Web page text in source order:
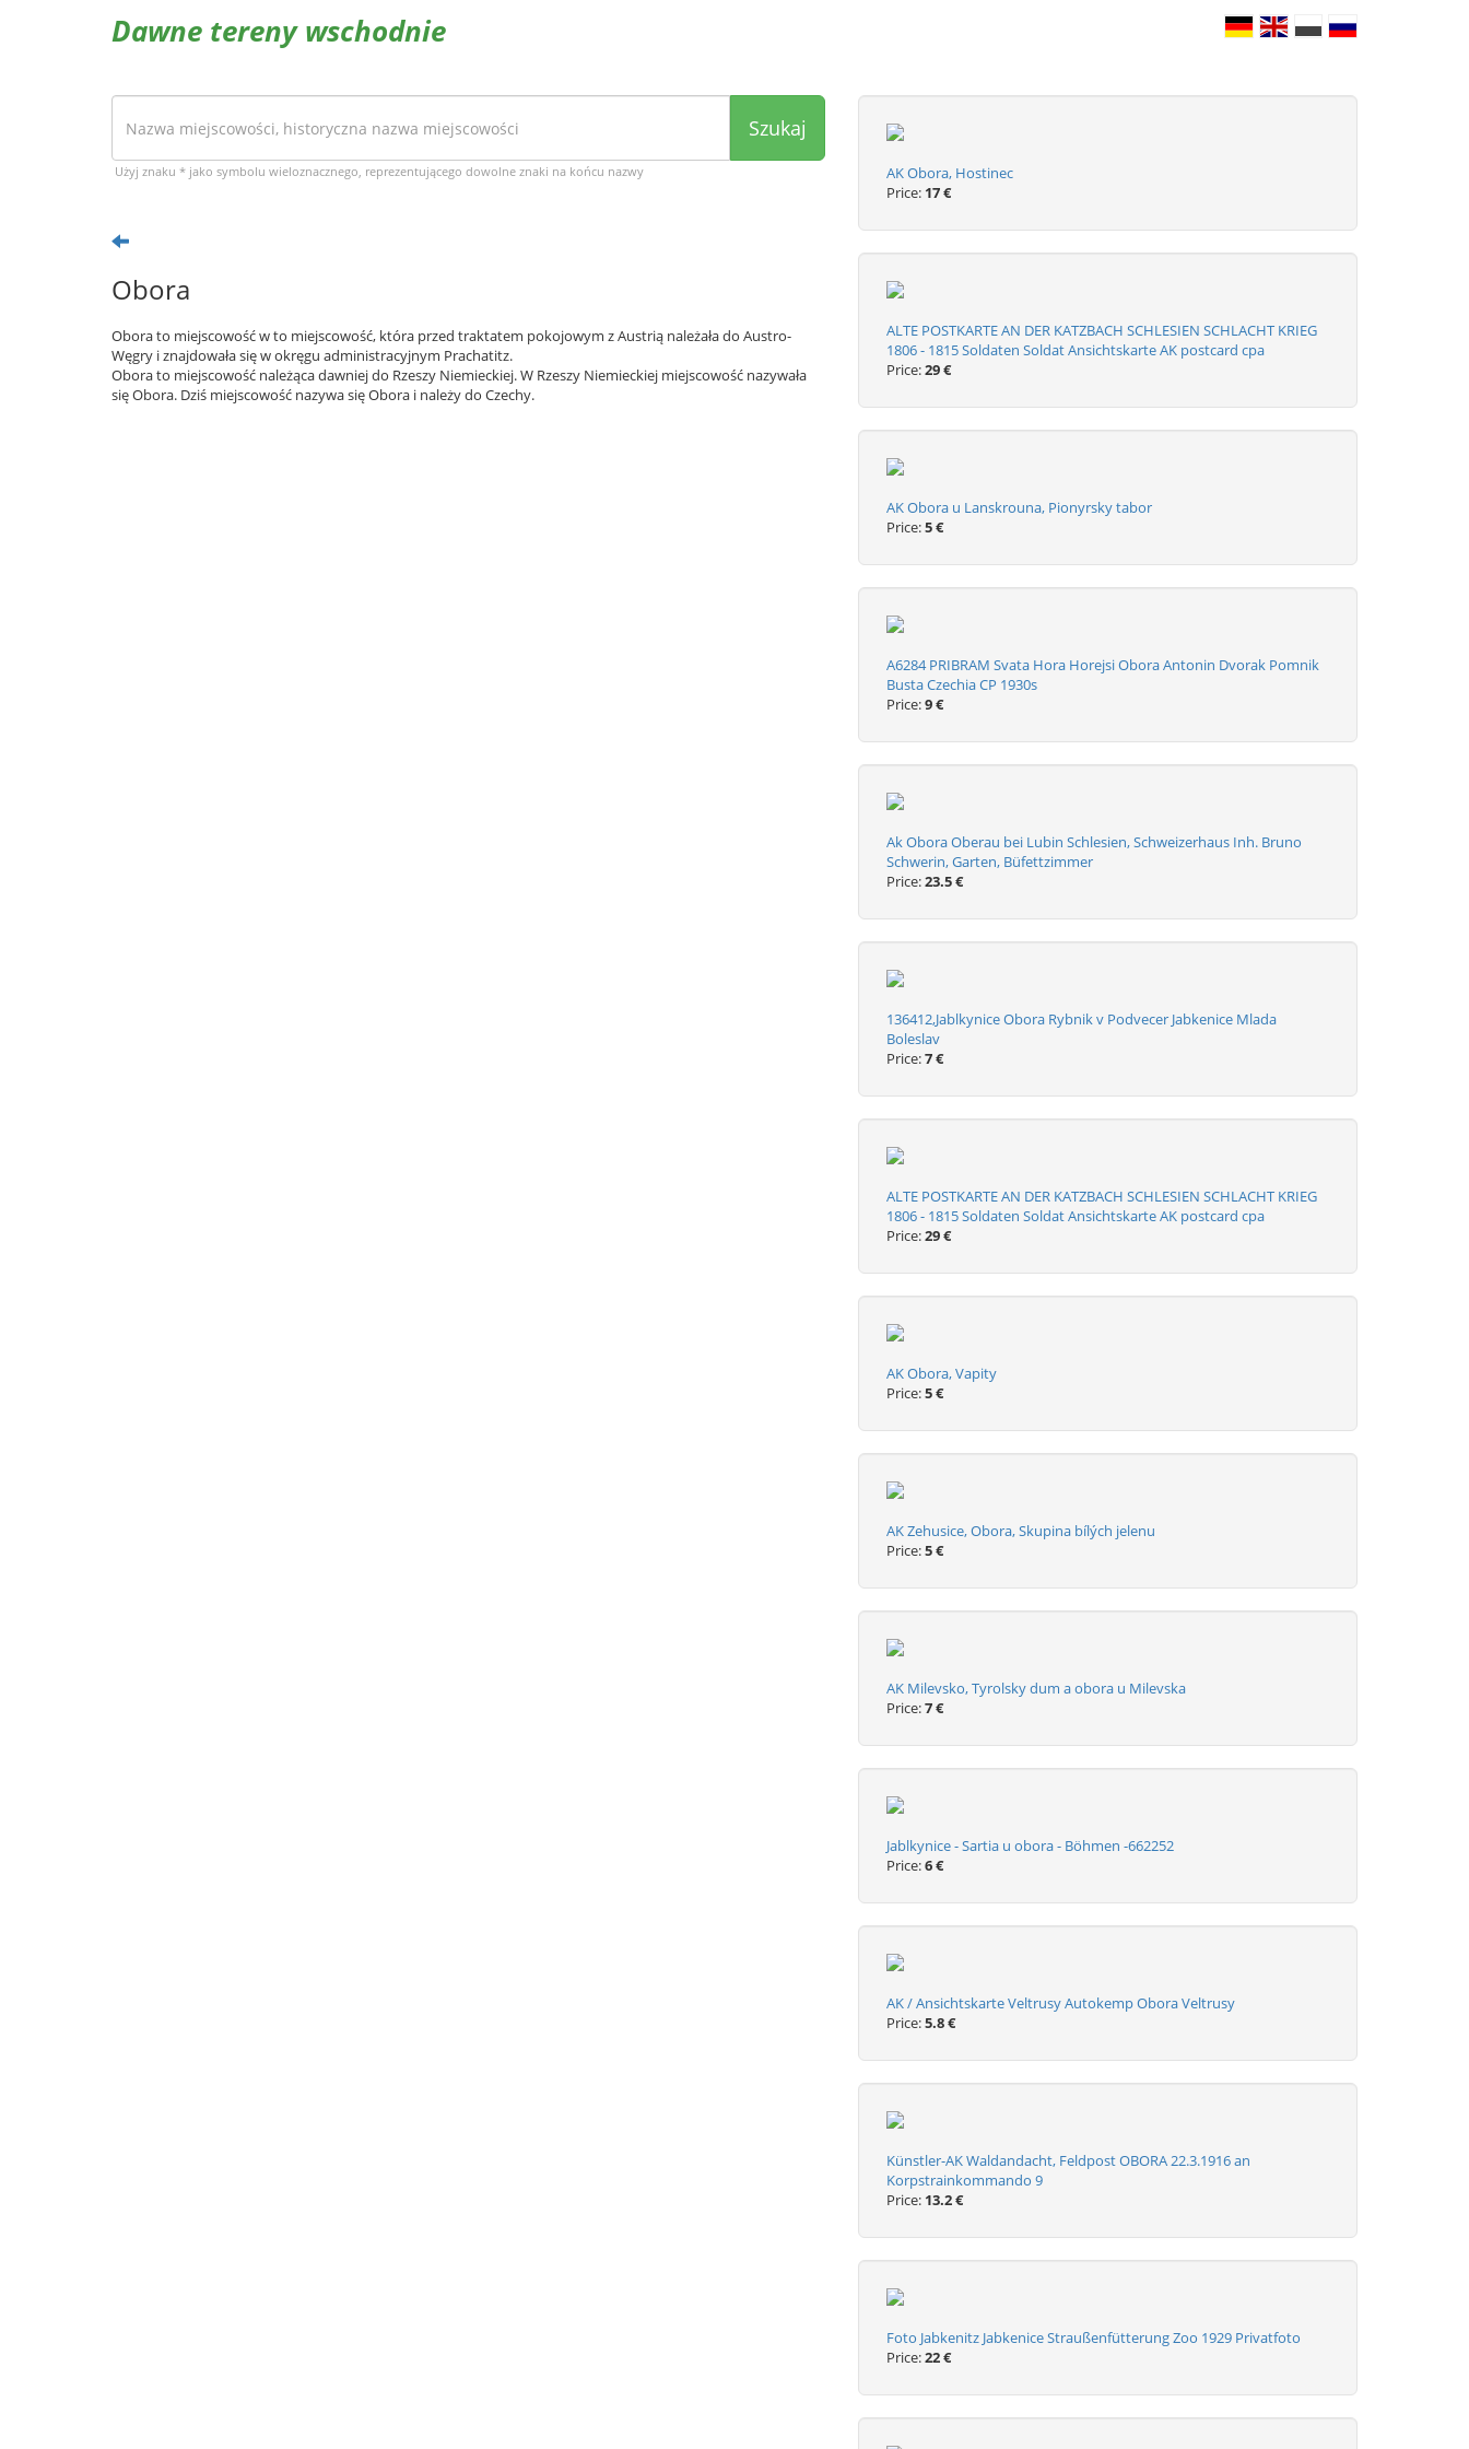
Dawne tereny wschodnie
Szukaj
Użyj znaku * jako symbolu wieloznacznego, reprezentującego dowolne znaki na końcu nazwy
Obora
Obora to miejscowość w to miejscowość, która przed traktatem pokojowym z Austrią należała do Austro-
Węgry i znajdowała się w okręgu administracyjnym Prachatitz.
Obora to miejscowość należąca dawniej do Rzeszy Niemieckiej. W Rzeszy Niemieckiej miejscowość nazywała
się Obora. Dziś miejscowość nazywa się Obora i należy do Czechy.
AK Obora, Hostinec
Price: 17 €
ALTE POSTKARTE AN DER KATZBACH SCHLESIEN SCHLACHT KRIEG
1806 - 1815 Soldaten Soldat Ansichtskarte AK postcard cpa
Price:29 €
AK Obora u Lanskrouna, Pionyrsky tabor
Price:5 €
A6284 PRIBRAM Svata Hora Horejsi Obora Antonin Dvorak Pomnik
Busta Czechia CP 1930s
Price:9 €
Ak Obora Oberau bei Lubin Schlesien, Schweizerhaus Inh. Bruno
Schwerin, Garten, Büfettzimmer
Price:23.5 €
136412,Jablkynice Obora Rybnik v Podvecer Jabkenice Mlada
Boleslav
Price:7 €
ALTE POSTKARTE AN DER KATZBACH SCHLESIEN SCHLACHT KRIEG
1806 - 1815 Soldaten Soldat Ansichtskarte AK postcard cpa
Price:29 €
AK Obora, Vapity
Price:5 €
AK Zehusice, Obora, Skupina bílých jelenu
Price:5 €
AK Milevsko, Tyrolsky dum a obora u Milevska
Price:7 €
Jablkynice - Sartia u obora - Böhmen -662252
Price:6 €
AK / Ansichtskarte Veltrusy Autokemp Obora Veltrusy
Price:5.8 €
Künstler-AK Waldandacht, Feldpost OBORA 22.3.1916 an
Korpstrainkommando 9
Price: 13.2 €
Foto Jabkenitz Jabkenice Straußenfütterung Zoo 1929 Privatfoto
Price:22 €